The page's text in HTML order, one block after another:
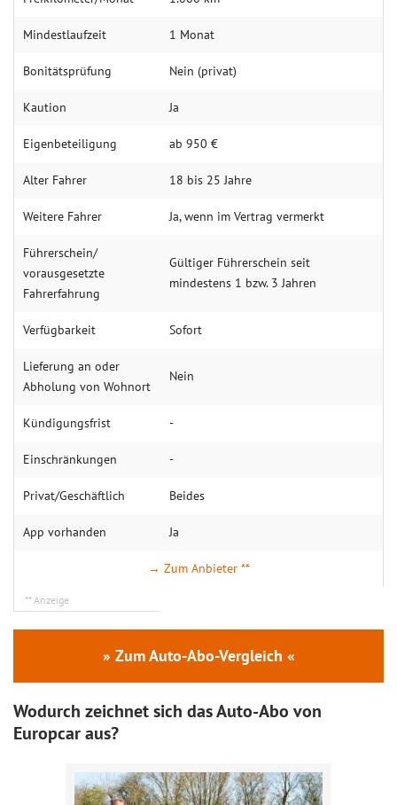
Mindestlaufzeit 1 Monat
Bonitätsprüfung Nein (privat)
Kaution Ja
Eigenbeteiligung ab 950 €
Alter Fahrer 18 bis 25 Jahre
Weitere Fahrer Ja, wenn im Vertrag vermerkt
Führerschein/
vorausgesetzte
Fahrerfahrung
Gültiger Führerschein seit
mindestens 1 bzw. 3 Jahren
Verfügbarkeit Sofort
Lieferung an oder
Abholung von Wohnort
Nein
Kündigungsfrist -
Einschränkungen -
Privat/Geschäftlich Beides
App vorhanden Ja
→ Zum Anbieter
» Zum Auto-Abo-Vergleich «
Wodurch zeichnet sich das Auto-Abo von
Europcar aus?